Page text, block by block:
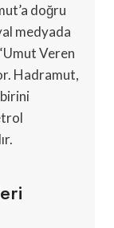
doğru
medyada
Veren
Hadramut,